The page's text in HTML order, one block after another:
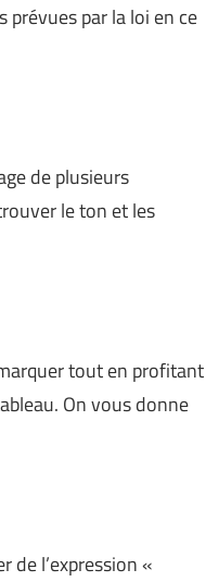
par la loi en ce
de plusieurs
le ton et les
tout en profitant
On vous donne
de l’expression «